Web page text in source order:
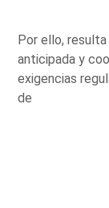
Por ello,
anticipada y
exigencias
de